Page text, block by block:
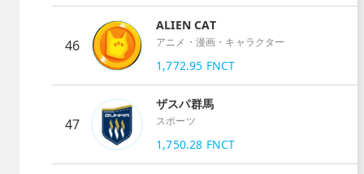
46
ALIEN CAT
アニメ・漫画・キャラクター
1,772.95 FNCT
47
ザスパ群馬
スポーツ
1,750.28 FNCT